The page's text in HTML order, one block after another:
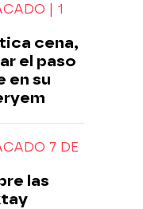
| 1
cena,
el paso
en su
7 DE
las